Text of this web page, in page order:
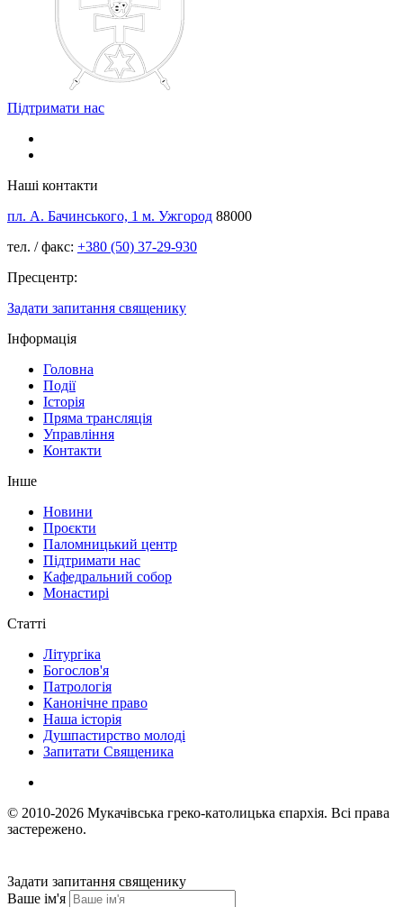
Підтримати нас
Наші контакти
пл. А. Бачинського, 1 м. Ужгород 88000
тел. / факс: +380 (50) 37-29-930
Пресцентр:
Задати запитання священику
Інформація
Головна
Події
Історія
Пряма трансляція
Управління
Контакти
Інше
Новини
Проєкти
Паломницький центр
Підтримати нас
Кафедральний собор
Монастирі
Статті
Літургіка
Богослов'я
Патрологія
Канонічне право
Наша історія
Душпастирство молоді
Запитати Священика
© 2010-2026 Мукачівська греко-католицька єпархія. Всі права
застережено.
Задати запитання священику
Ваше ім'я